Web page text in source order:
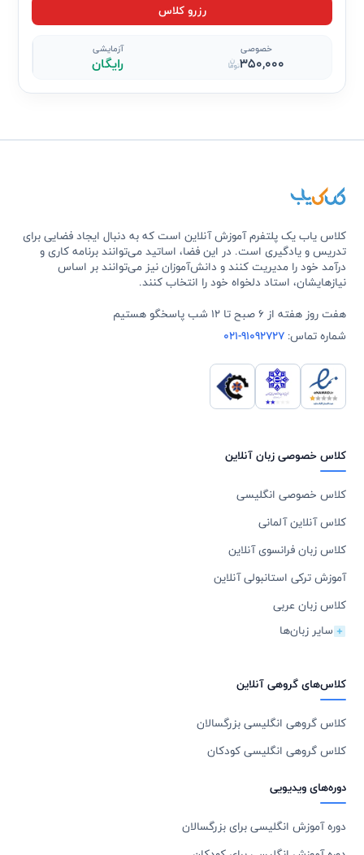
رزرو کلاس
خصوصی
350,000
آزمایشی
رایگان
کلاس یاب یک پلتفرم آموزش آنلاین است که به دنبال ایجاد فضایی برای
تدریس و یادگیری است. در این فضا، اساتید می‌توانند برنامه کاری و
درآمد خود را مدیریت کنند و دانش‌آموزان نیز می‌توانند بر اساس
نیازهایشان، استاد دلخواه خود را انتخاب کنند.
هفت روز هفته از 6 صبح تا 12 شب پاسخگو هستیم
شماره تماس:021-91092727
کلاس خصوصی زبان آنلاین
کلاس خصوصی انگلیسی
کلاس آنلاین آلمانی
کلاس زبان فرانسوی آنلاین
آموزش ترکی استانبولی آنلاین
کلاس زبان عربی
سایر زبان‌ها
کلاس‌های گروهی آنلاین
کلاس گروهی انگلیسی بزرگسالان
کلاس گروهی انگلیسی کودکان
دوره‌های ویدیویی
دوره آموزش انگلیسی برای بزرگسالان